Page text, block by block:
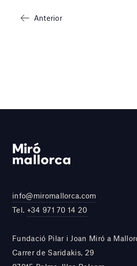
Anterior
info@miromallorca.com
Tel. +34 971 70 14 20
Fundació Pilar i Joan Miró a
Carrer de Saridakis, 29